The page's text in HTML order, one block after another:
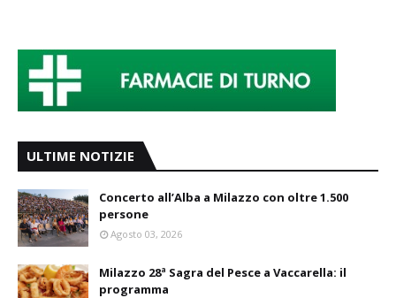
ULTIME NOTIZIE
Concerto all’Alba a Milazzo con oltre 1.500
persone
Agosto 03, 2026
Milazzo 28ª Sagra del Pesce a Vaccarella: il
programma